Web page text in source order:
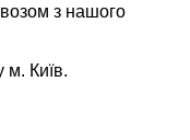
з нашого
м. Київ.